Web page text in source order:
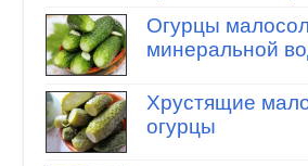
Огурцы
минеральной
Хрустящие
огурцы